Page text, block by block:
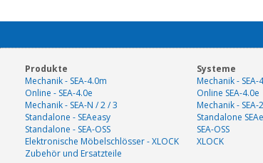
Produkte
Mechanik - SEA-4.0m
Online - SEA-4.0e
Mechanik - SEA-N / 2 / 3
Standalone - SEAeasy
Standalone - SEA-OSS
Elektronische Möbelschlösser - XLOCK
Zubehör und Ersatzteile
Systeme
Mechanik - SEA-
Online SEA-4.0e
Mechanik - SEA-
Standalone
SEA-OSS
XLOCK